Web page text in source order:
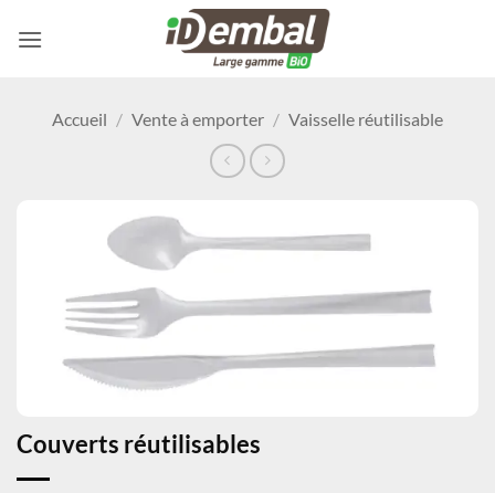
Accueil / Vente à emporter / Vaisselle réutilisable
Couverts réutilisables